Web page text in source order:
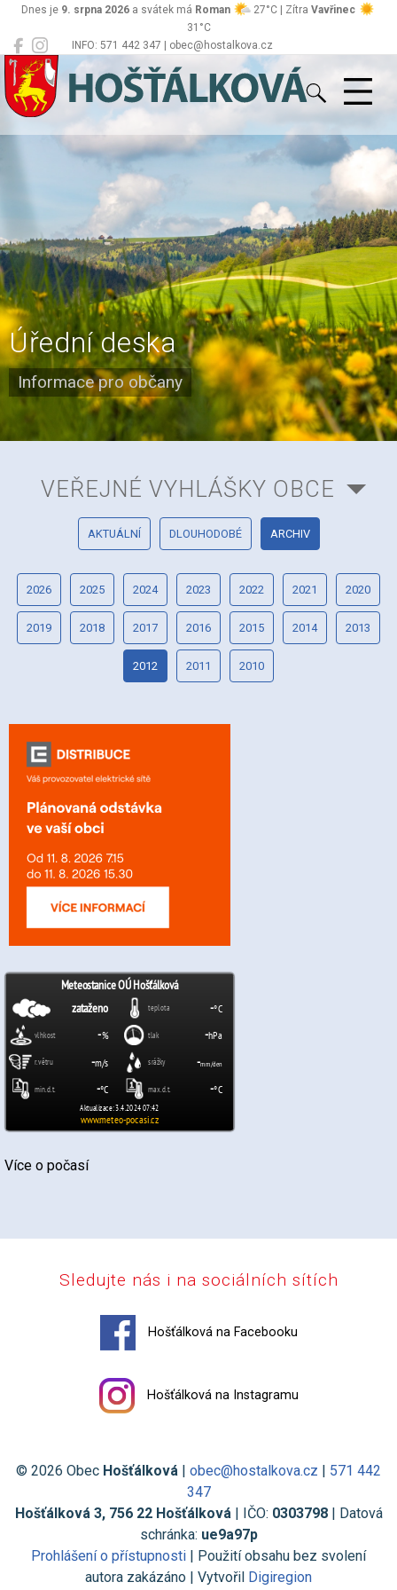
INFO: 571 442 347 | obec@hostalkova.cz
Dnes je 9. srpna 2026 a svátek má Roman 27°C | Zítra Vavřinec
31°C
Hošťálková
Úřední deska
Informace pro občany
Více o počasí
VEŘEJNÉ VYHLÁŠKY OBCE
AKTUÁLNÍ DLOUHODOBÉ ARCHIV
2026 2025 2024 2023 2022 2021 2020
2019 2018 2017 2016 2015 2014 2013
2012 2011 2010
Sledujte nás i na sociálních sítích
Hošťálková na Facebooku
Hošťálková na Instagramu
© 2026 Obec Hošťálková | obec@hostalkova.cz | 571 442
347
Hošťálková 3, 756 22 Hošťálková| IČO: 0303798| Datová
schránka: ue9a97p
Prohlášení o přístupnosti | Použití obsahu bez svolení
autora zakázáno | Vytvořil Digiregion